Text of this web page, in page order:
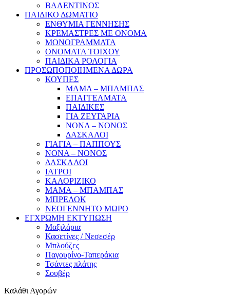
ΒΑΛΕΝΤΙΝΟΣ
ΠΑΙΔΙΚΟ ΔΩΜΑΤΙΟ
ΕΝΘΥΜΙΑ ΓΕΝΝΗΣΗΣ
ΚΡΕΜΑΣΤΡΕΣ ΜΕ ΟΝΟΜΑ
ΜΟΝΟΓΡΑΜΜΑΤΑ
ΟΝΟΜΑΤΑ ΤΟΙΧΟΥ
ΠΑΙΔΙΚΑ ΡΟΛΟΓΙΑ
ΠΡΟΣΩΠΟΠΟΙΗΜΕΝΑ ΔΩΡΑ
ΚΟΥΠΕΣ
ΜΑΜΑ – ΜΠΑΜΠΑΣ
ΕΠΑΓΓΕΛΜΑΤΑ
ΠΑΙΔΙΚΕΣ
ΓΙΑ ΖΕΥΓΑΡΙΑ
ΝΟΝΑ – ΝΟΝΟΣ
ΔΑΣΚΑΛΟΙ
ΓΙΑΓΙΑ – ΠΑΠΠΟΥΣ
ΝΟΝΑ – ΝΟΝΟΣ
ΔΑΣΚΑΛΟΙ
ΙΑΤΡΟΙ
ΚΑΛΟΡΙΖΙΚΟ
ΜΑΜΑ – ΜΠΑΜΠΑΣ
ΜΠΡΕΛΟΚ
ΝΕΟΓΕΝΝΗΤΟ ΜΩΡΟ
ΕΓΧΡΩΜΗ ΕΚΤΥΠΩΣΗ
Μαξιλάρια
Κασετίνες / Νεσεσέρ
Μπλούζες
Παγουρίνο-Ταπεράκια
Τσάντες πλάτης
Σουβέρ
Καλάθι Αγορών